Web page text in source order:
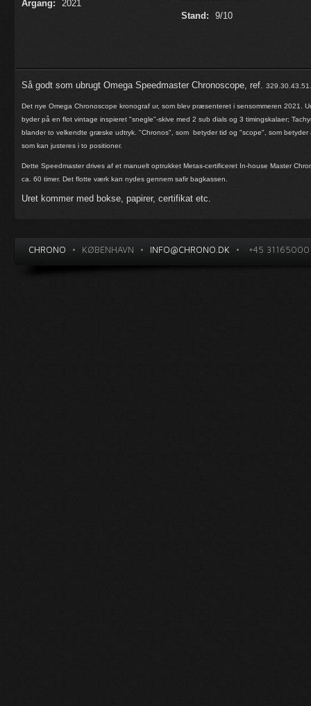
Årgang:
2021
Stand:
9/10
Så godt som ubrugt Omega Speedmaster Chronoscope, ref.
Det nye Omega Chronoscope kronograf ur, som blev præsenteret i sensommeren 2021.
byder på en flot vintage inspieret "snegle"-skive med 2 sub dials og 3 timingskalaer;
blander to velkendte græske udtryk. "Chronos", som betyder tid og "scope", som
som kan justeres i to positioner.
Dette Speedmaster drives af et manuelt optrukket Metas-certificeret In-house Master
ca. 60 timer. Det flotte værk kan nydes gennem safir bagkassen.
Uret kommer med bokse, papirer, certifikat etc.
CHRONO • KØBENHAVN • INFO@CHRONO.DK • +45 31165000